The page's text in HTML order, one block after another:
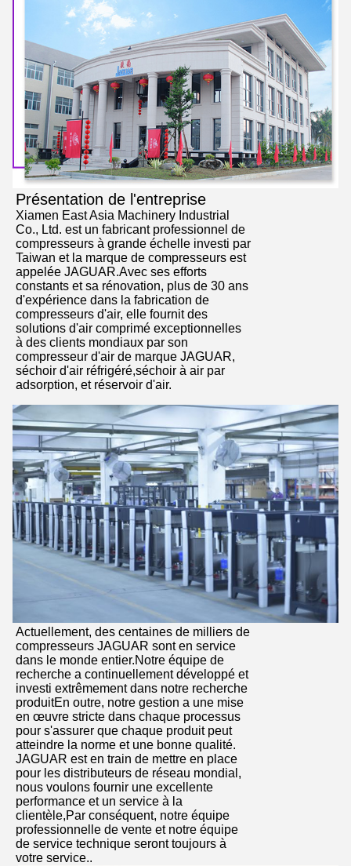
Présentation de l'entreprise
Xiamen East Asia Machinery Industrial
Co., Ltd. est un fabricant professionnel de
compresseurs à grande échelle investi par
Taiwan et la marque de compresseurs est
appelée JAGUAR.Avec ses efforts
constants et sa rénovation, plus de 30 ans
d'expérience dans la fabrication de
compresseurs d'air, elle fournit des
solutions d'air comprimé exceptionnelles
à des clients mondiaux par son
compresseur d'air de marque JAGUAR,
séchoir d'air réfrigéré,séchoir à air par
adsorption, et réservoir d'air.
Actuellement, des centaines de milliers de
compresseurs JAGUAR sont en service
dans le monde entier.Notre équipe de
recherche a continuellement développé et
investi extrêmement dans notre recherche
produitEn outre, notre gestion a une mise
en œuvre stricte dans chaque processus
pour s'assurer que chaque produit peut
atteindre la norme et une bonne qualité.
JAGUAR est en train de mettre en place
pour les distributeurs de réseau mondial,
nous voulons fournir une excellente
performance et un service à la
clientèle,Par conséquent, notre équipe
professionnelle de vente et notre équipe
de service technique seront toujours à
votre service..